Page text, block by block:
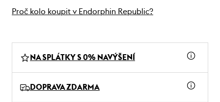
Proč kolo koupit v Endorphin Republic?
NA SPLÁTKY S 0% NAVÝŠENÍ
DOPRAVA ZDARMA